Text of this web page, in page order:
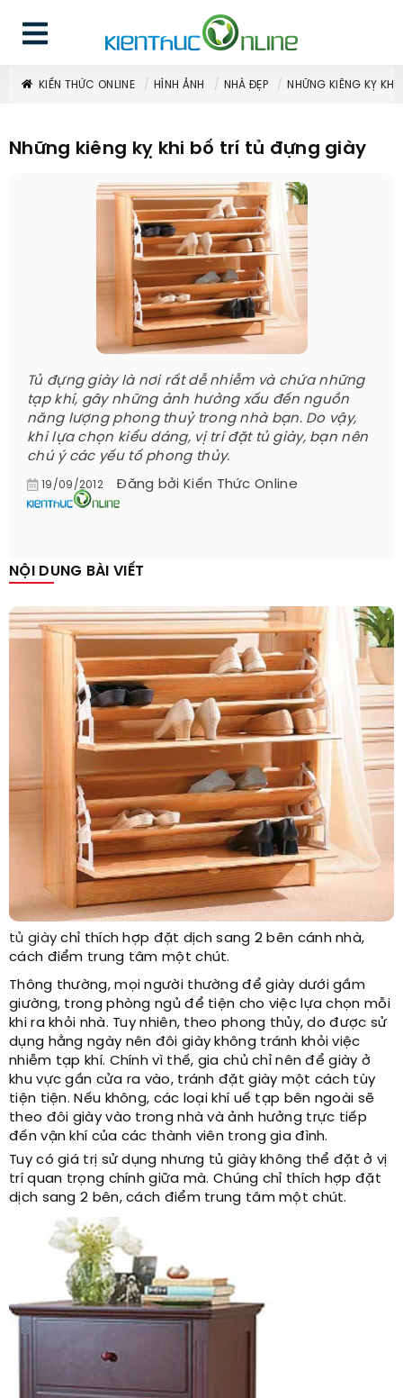
KIẾN THỨC ONLINE HÌNH ẢNH NHÀ ĐẸP NHỮNG KIÊNG KỴ
Những kiêng kỵ khi bố trí tủ đựng giày
Tủ đựng giày là nơi rất dễ nhiễm và chứa những
tạp khí, gây những ảnh hưởng xấu đến nguồn
năng lượng phong thuỷ trong nhà bạn. Do vậy,
khi lựa chọn kiểu dáng, vị trí đặt tủ giày, bạn nên
chú ý các yếu tố phong thủy.
19/09/2012 Đăng bởi Kiến Thức Online
NỘI DUNG BÀI VIẾT
tủ giày chỉ thích hợp đặt dịch sang 2 bên cánh nhà,
cách điểm trung tâm một chút.
Thông thường, mọi người thường để giày dưới gầm
giường, trong phòng ngủ để tiện cho việc lựa chọn mỗi
khi ra khỏi nhà. Tuy nhiên, theo phong thủy, do được sử
dụng hằng ngày nên đôi giày không tránh khỏi việc
nhiễm tạp khí. Chính vì thế, gia chủ chỉ nên để giày ở
khu vực gần cửa ra vào, tránh đặt giày một cách tùy
tiện tiện. Nếu không, các loại khí uế tạp bên ngoài sẽ
theo đôi giày vào trong nhà và ảnh hưởng trực tiếp
đến vận khí của các thành viên trong gia đình.
Tuy có giá trị sử dụng nhưng tủ giày không thể đặt ở vị
trí quan trọng chính giữa mà. Chúng chỉ thích hợp đặt
dịch sang 2 bên, cách điểm trung tâm một chút.